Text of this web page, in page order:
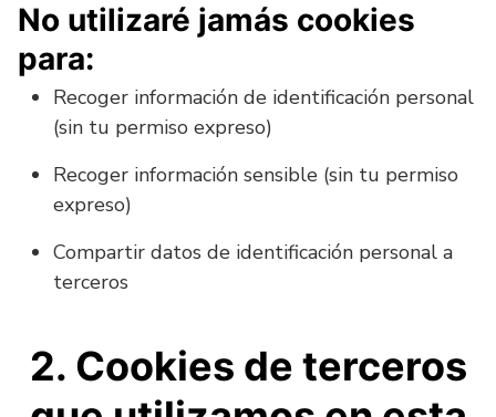
No utilizaré jamás cookies
para:
Recoger información de identificación personal
(sin tu permiso expreso)
Recoger información sensible (sin tu permiso
expreso)
Compartir datos de identificación personal a
terceros
2. Cookies de terceros